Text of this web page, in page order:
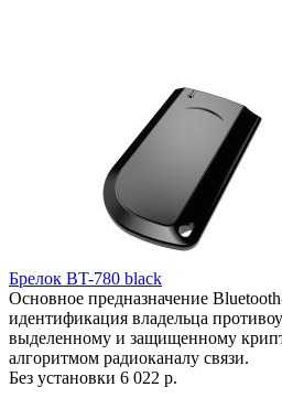
Брелок BT-780 black
Основное предназначение
идентификация владельца
выделенному и защищенному
алгоритмом радиоканалу связи.
Без установки 6 022 р.